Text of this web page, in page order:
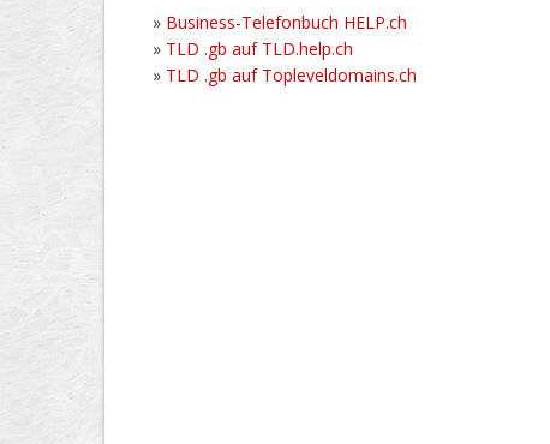
» Business-Telefonbuch HELP.ch
» TLD .gb auf TLD.help.ch
» TLD .gb auf Topleveldomains.ch